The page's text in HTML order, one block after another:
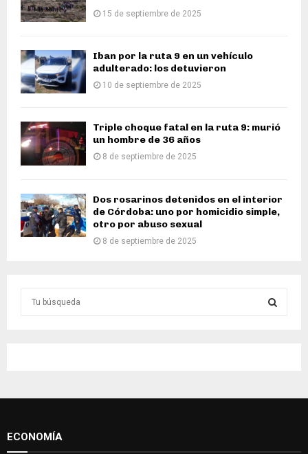
15 de septiembre de 2025
Iban por la ruta 9 en un vehículo
adulterado: los detuvieron
10 de septiembre de 2025
Triple choque fatal en la ruta 9: murió
un hombre de 36 años
8 de septiembre de 2025
Dos rosarinos detenidos en el interior
de Córdoba: uno por homicidio simple,
otro por abuso sexual
8 de septiembre de 2025
o
ECONOMÍA